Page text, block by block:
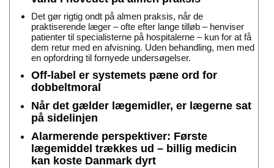
Det gør rigtig ondt på almen praksis, når de
praktiserende læger – ofte efter lange tilløb – henviser
patienter til specialisterne på hospitalerne – kun for at få
dem retur med en afvisning. Uden behandling, men med
en opfordring til fornyede undersøgelser.
Off-label er systemets pæne ord for
dobbeltmoral
Når det gælder lægemidler, er lægerne sat
på sidelinjen
Alarmerende perspektiver: Første
lægemiddel trækkes ud – billig medicin
kan koste Danmark dyrt